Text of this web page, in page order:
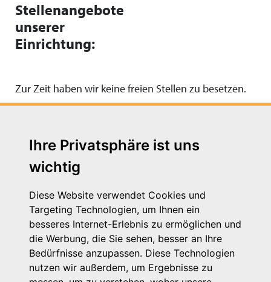
Ihre Privatsphäre ist uns
wichtig
Diese Website verwendet Cookies und
Targeting Technologien, um Ihnen ein
besseres Internet-Erlebnis zu ermöglichen und
die Werbung, die Sie sehen, besser an Ihre
Bedürfnisse anzupassen. Diese Technologien
nutzen wir außerdem, um Ergebnisse zu
Stellenangebote
unserer
Einrichtung:
Zur Zeit haben wir keine freien Stellen zu besetzen.
Michaelkirchstr. 17/18
10179 Berlin
Telefon: 030 – 58 58 17 16 01